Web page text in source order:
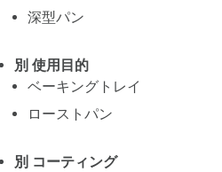
深型パン
別 使用目的
ベーキングトレイ
ローストパン
別 コーティング